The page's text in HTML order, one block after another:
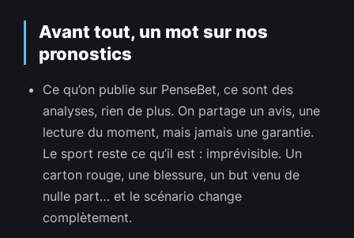
Avant tout, un mot sur nos
pronostics
Ce qu’on publie sur PenseBet, ce sont des
analyses, rien de plus. On partage un avis, une
lecture du moment, mais jamais une garantie.
Le sport reste ce qu’il est : imprévisible. Un
carton rouge, une blessure, un but venu de
nulle part… et le scénario change
complètement.